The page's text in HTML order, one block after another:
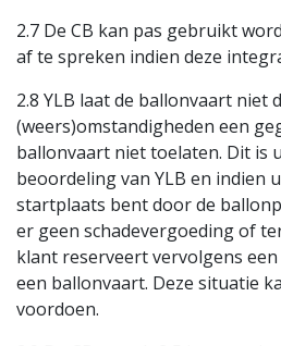
2.7 De CB kan pas gebruikt
af te spreken indien deze
2.8 YLB laat de ballonvaart niet
(weers)omstandigheden een
ballonvaart niet toelaten. Dit is
beoordeling van YLB en indien
startplaats bent door de
er geen schadevergoeding of
klant reserveert vervolgens
een ballonvaart. Deze situatie
voordoen.